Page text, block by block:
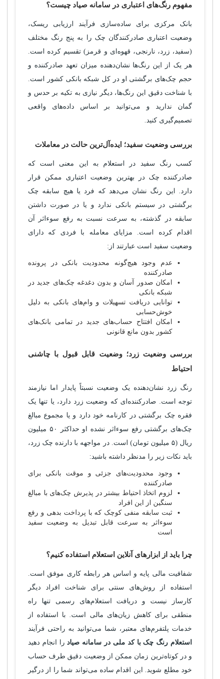
مفهوم رنگ‌های اعتباری در سامانه صیاد چیست؟
بانک مرکزی برای ساده‌سازی فرآیند ارزیابی ریسک،
وضعیت اعتباری صادرکنندگان چک را به پنج رنگ مختلف
(سفید، زرد، نارنجی، قهوه‌ای و قرمز) تقسیم کرده است.
هر یک از این رنگ‌ها نشان‌دهنده میزان تعهد صادرکننده و
حجم چک‌های برگشتی او در کل شبکه بانکی کشور است.
با شناخت دقیق این رنگ‌ها، دیگر نیازی به تکیه بر حدس و
گمان ندارید و می‌توانید بر اساس داده‌های واقعی
تصمیم‌گیری کنید.
بررسی وضعیت سفید؛ ایده‌آل‌ترین حالت در معاملات
کسب رنگ سفید در استعلام به این معنی است که
صادرکننده چک در بهترین وضعیت اعتباری ممکن قرار
دارد. این رنگ نشان می‌دهد که فرد یا هیچ سابقه چک
برگشتی در سیستم بانکی ندارد و یا در صورت داشتن
سابقه در گذشته، به سرعت نسبت به رفع سوءاثر آن
اقدام کرده است. مزایای معامله با فردی که دارای
وضعیت سفید است عبارتند از:
عدم وجود هیچ‌گونه محدودیت بانکی در پرونده
صادرکننده
امکان صدور آسان و بدون دغدغه چک‌های جدید در
شبکه بانکی
توانایی دریافت تسهیلات و وام‌های بانکی به دلیل
خوش‌حسابی
امکان افتتاح حساب‌های جدید در تمامی بانک‌های
کشور بدون مانع قانونی
بررسی وضعیت زرد؛ وضعیت قابل قبول با چاشنی
احتیاط
رنگ زرد نشان‌دهنده یک وضعیت نسبتاً پایدار اما نیازمند
توجه است. صادرکننده‌ای که وضعیت زرد دارد، یا تنها یک
فقره چک برگشتی در کارنامه خود دارد و یا مجموع مبالغ
چک‌های برگشتی رفع سوءاثر نشده او حداکثر ۵۰ میلیون
ریال (۵ میلیون تومان) است. در مواجهه با دارنده چک زرد،
باید نکات زیر را مدنظر داشته باشید:
وجود محدودیت‌های جزئی و موقت بانکی برای
صادرکننده
لزوم اتخاذ احتیاط بیشتر در پذیرش چک‌های با مبالغ
سنگین از این افراد
ثبت سابقه منفی کوچک که با پرداخت بدهی و رفع
سوءاثر به سرعت قابل تبدیل به وضعیت سفید
است
چرا باید از ابزارهای آنلاین استعلام استفاده کنیم؟
شفافیت مالی پایه و اساس هر رابطه کاری موفق است.
استفاده از روش‌های سنتی برای شناخت افراد دیگر
کارساز نیست و دریافت استعلام‌های رسمی تنها راه
منطقی برای کاهش زیان‌های مالی است. با استفاده از
خدمات پلتفرم‌های معتبر، شما می‌توانید به راحتی فرآیند
استعلام رنگ چک با کد ملی در سامانه صیادرا انجام دهید
و در کوتاه‌ترین زمان ممکن از وضعیت دقیق طرف حساب
خود مطلع شوید. این اقدام ساده می‌تواند شما را از درگیر